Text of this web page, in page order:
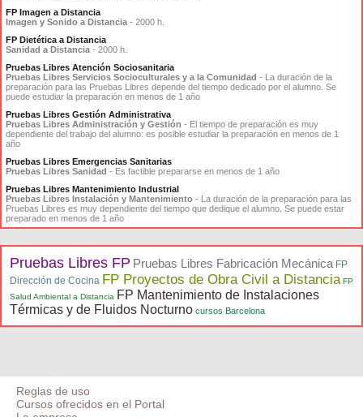
FP Imagen a Distancia
Imagen y Sonido a Distancia - 2000 h.
FP Dietética a Distancia
Sanidad a Distancia - 2000 h.
Pruebas Libres Atención Sociosanitaria
Pruebas Libres Servicios Socioculturales y a la Comunidad - La duración de la
preparación para las Pruebas Libres depende del tiempo dedicado por el alumno. Se
puede estudiar la preparación en menos de 1 año
Pruebas Libres Gestión Administrativa
Pruebas Libres Administración y Gestión - El tiempo de preparación es muy
dependiente del trabajo del alumno: es posible estudiar la preparación en menos de 1
año
Pruebas Libres Emergencias Sanitarias
Pruebas Libres Sanidad - Es factible prepararse en menos de 1 año
Pruebas Libres Mantenimiento Industrial
Pruebas Libres Instalación y Mantenimiento - La duración de la preparación para las
Pruebas Libres es muy dependiente del tiempo que dedique el alumno. Se puede estar
preparado en menos de 1 año
Pruebas Libres FP Pruebas Libres Fabricación Mecánica FP
Dirección de Cocina FP Proyectos de Obra Civil a Distancia FP
Salud Ambiental a Distancia FP Mantenimiento de Instalaciones
Térmicas y de Fluidos Nocturno cursos Barcelona
Reglas de uso
Cursos ofrecidos en el Portal